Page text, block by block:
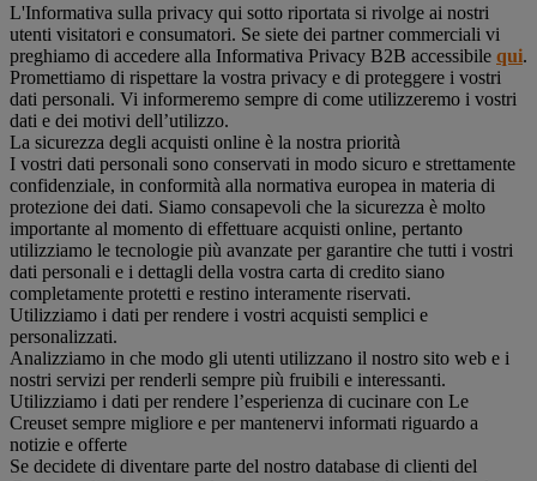
L'Informativa sulla privacy qui sotto riportata si rivolge ai nostri
utenti visitatori e consumatori. Se siete dei partner commerciali vi
preghiamo di accedere alla Informativa Privacy B2B accessibile qui.
Promettiamo di rispettare la vostra privacy e di proteggere i vostri
dati personali. Vi informeremo sempre di come utilizzeremo i vostri
dati e dei motivi dell’utilizzo.
La sicurezza degli acquisti online è la nostra priorità
I vostri dati personali sono conservati in modo sicuro e strettamente
confidenziale, in conformità alla normativa europea in materia di
protezione dei dati. Siamo consapevoli che la sicurezza è molto
importante al momento di effettuare acquisti online, pertanto
utilizziamo le tecnologie più avanzate per garantire che tutti i vostri
dati personali e i dettagli della vostra carta di credito siano
completamente protetti e restino interamente riservati.
Utilizziamo i dati per rendere i vostri acquisti semplici e
personalizzati.
Analizziamo in che modo gli utenti utilizzano il nostro sito web e i
nostri servizi per renderli sempre più fruibili e interessanti.
Utilizziamo i dati per rendere l’esperienza di cucinare con Le
Creuset sempre migliore e per mantenervi informati riguardo a
notizie e offerte
Se decidete di diventare parte del nostro database di clienti del